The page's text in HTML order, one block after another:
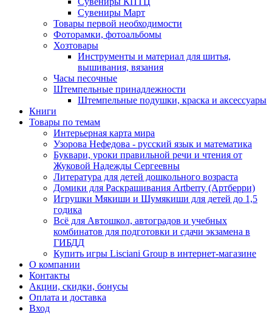
Сувениры Март
Товары первой необходимости
Фоторамки, фотоальбомы
Хозтовары
Инструменты и материал для шитья,
вышивания, вязания
Часы песочные
Штемпельные принадлежности
Штемпельные подушки, краска и аксессуары
Книги
Товары по темам
Интерьерная карта мира
Узорова Нефедова - русский язык и математика
Буквари, уроки правильной речи и чтения от
Жуковой Надежды Сергеевны
Литература для детей дошкольного возраста
Домики для Раскрашивания Artberry (Артберри)
Игрушки Мякиши и Шумякиши для детей до 1,5
годика
Всё для Автошкол, автоградов и учебных
комбинатов для подготовки и сдачи экзамена в
ГИБДД
Купить игры Lisciani Group в интернет-магазине
О компании
Контакты
Акции, скидки, бонусы
Оплата и доставка
Вход